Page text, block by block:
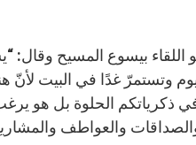
اللقاء بيسوع المسيح
وتستمرّ غدًا في البيت لأنّ
ذكرياتكم الحلوة بل هو
والعواطف